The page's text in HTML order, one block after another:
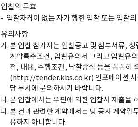
입찰의 무효
- 입찰자격이 없는 자가 행한 입찰 또는 입찰
유의사항
가.본 입찰 참가자는 입찰공고 및 첨부서류,
계약특수조건, 입찰유의서 그리고 입찰유
적, 내용, 수행조건, 낙찰방식 등을 꼼꼼히
(http://tender.kbs.co.kr) 인포메이션 사
당 부서에 문의하시기 바랍니다.
나.본 입찰에서는 우편에 의한 입찰서 제출을
다.본 건과 관련한 계약에서는 당 공사 계약업
용하지 아니합니다.